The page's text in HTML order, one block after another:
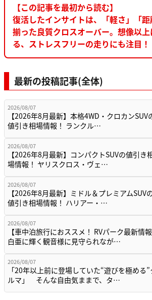
【この記事を最初から読む】
復活したインサイトは、「軽さ」「
揃った良質クロスオーバー。想像以
る、ストレスフリーの走りにも注目！
最新の投稿記事(全体)
2026/08/07
【2026年8月最新】本格4WD・クロカンSUV
値引き相場情報！ ランクル…
2026/08/07
【2026年8月最新】コンパクトSUVの値引き
場情報！ ヤリスクロス・ヴェ…
2026/08/07
【2026年8月最新】ミドル＆プレミアムSUV
値引き相場情報！ ハリアー・…
2026/08/07
【車中泊旅行におススメ！ RVパーク最新情報
白亜に輝く観音様に見守られなが…
2026/08/07
「20年以上前に登場していた“遊びを極める”
ルマ」 そんな自由気ままで、タ…